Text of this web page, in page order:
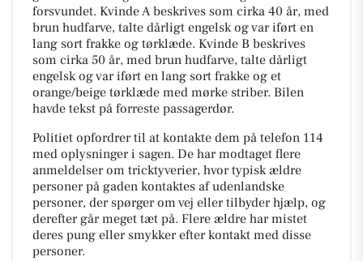
forsvundet. Kvinde A beskrives som cirka 40 år, med
brun hudfarve, talte dårligt engelsk og var iført en
lang sort frakke og tørklæde. Kvinde B beskrives
som cirka 50 år, med brun hudfarve, talte dårligt
engelsk og var iført en lang sort frakke og et
orange/beige tørklæde med mørke striber. Bilen
havde tekst på forreste passagerdør.
Politiet opfordrer til at kontakte dem på telefon 114
med oplysninger i sagen. De har modtaget flere
anmeldelser om tricktyverier, hvor typisk ældre
personer på gaden kontaktes af udenlandske
personer, der spørger om vej eller tilbyder hjælp, og
derefter går meget tæt på. Flere ældre har mistet
deres pung eller smykker efter kontakt med disse
personer.